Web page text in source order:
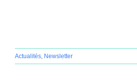
Actualités, Newsletter